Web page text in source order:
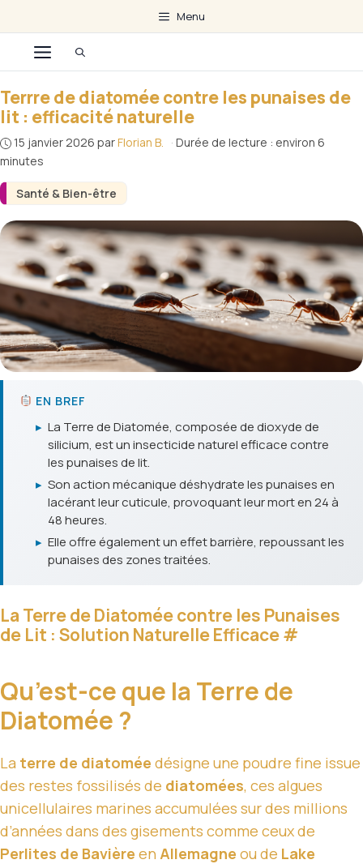
au
contenu
Menu
Menu
Santé & Bien-être
Terrre de diatomée contre les punaises de
lit : efficacité naturelle
15 janvier 2026 parFlorian B. · Durée de lecture : environ 6
minutes
EN BREF
▸ La Terre de Diatomée, composée de dioxyde de
silicium, est un insecticide naturel efficace contre
les punaises de lit.
▸ Son action mécanique déshydrate les punaises en
lacérant leur cuticule, provoquant leur mort en 24 à
48 heures.
▸ Elle offre également un effet barrière, repoussant les
punaises des zones traitées.
La Terre de Diatomée contre les Punaises
de Lit : Solution Naturelle Efficace#
Qu’est-ce que la Terre de
Diatomée ?
La terre de diatomée désigne une poudre fine issue
des restes fossilisés de diatomées, ces algues
unicellulaires marines accumulées sur des millions
d’années dans des gisements comme ceux de
Perlites de Bavière en Allemagne ou de Lake